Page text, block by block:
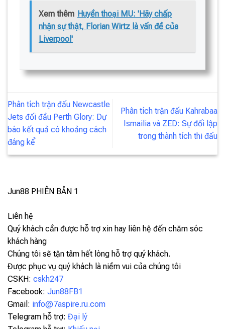
Xem thêm Huyền thoại MU: 'Hãy chấp
nhận sự thật, Florian Wirtz là vấn đề của
Liverpool'
Phân tích trận đấu Newcastle
Jets đối đầu Perth Glory: Dự
báo kết quả có khoảng cách
đáng kể
Phân tích trận đấu Kahrabaa
Ismailia và ZED: Sự đối lập
trong thành tích thi đấu
Jun88 PHIÊN BẢN 1
Liên hệ
Quý khách cần được hỗ trợ xin hay liên hệ đến chăm sóc
khách hàng
Chúng tôi sẽ tận tâm hết lòng hỗ trợ quý khách.
Được phục vụ quý khách là niềm vui của chúng tôi
CSKH: cskh247
Facebook: Jun88FB1
Gmail: info@7aspire.ru.com
Telegram hỗ trợ: Đại lý